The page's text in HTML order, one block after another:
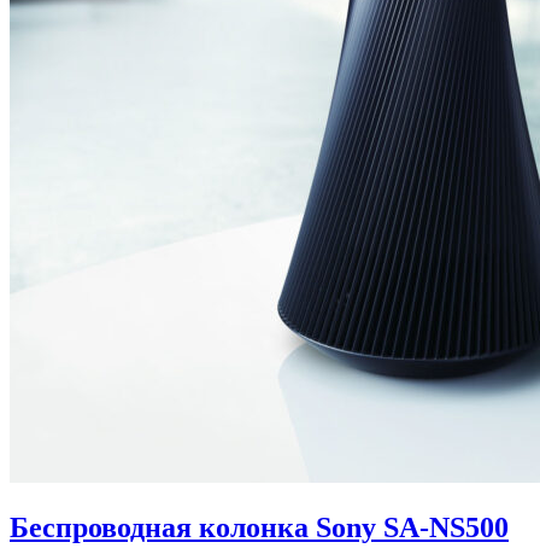
Беспроводная колонка Sony SA‑NS500